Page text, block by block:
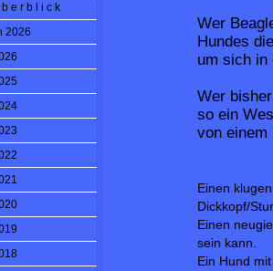
e r b l i c k
2026
Wer
Hundes
um sich in
Wer
so ein
von einem
Einen
Dickkopf/
Einen
sein kann.
Ein Hund